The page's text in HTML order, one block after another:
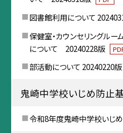
図書館利用について
保健室・カウンセリングル
について 20240228版
部活動について 20240220版
鬼崎中学校いじめ防止
令和8年度鬼崎中学校いじ